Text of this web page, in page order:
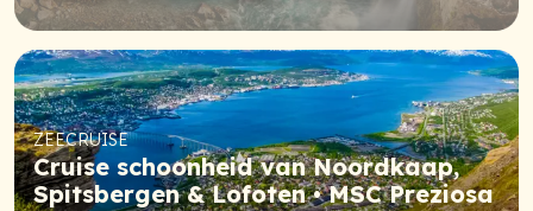
ZEECRUISE
Cruise schoonheid van Noordkaap,
Spitsbergen & Lofoten • MSC Preziosa